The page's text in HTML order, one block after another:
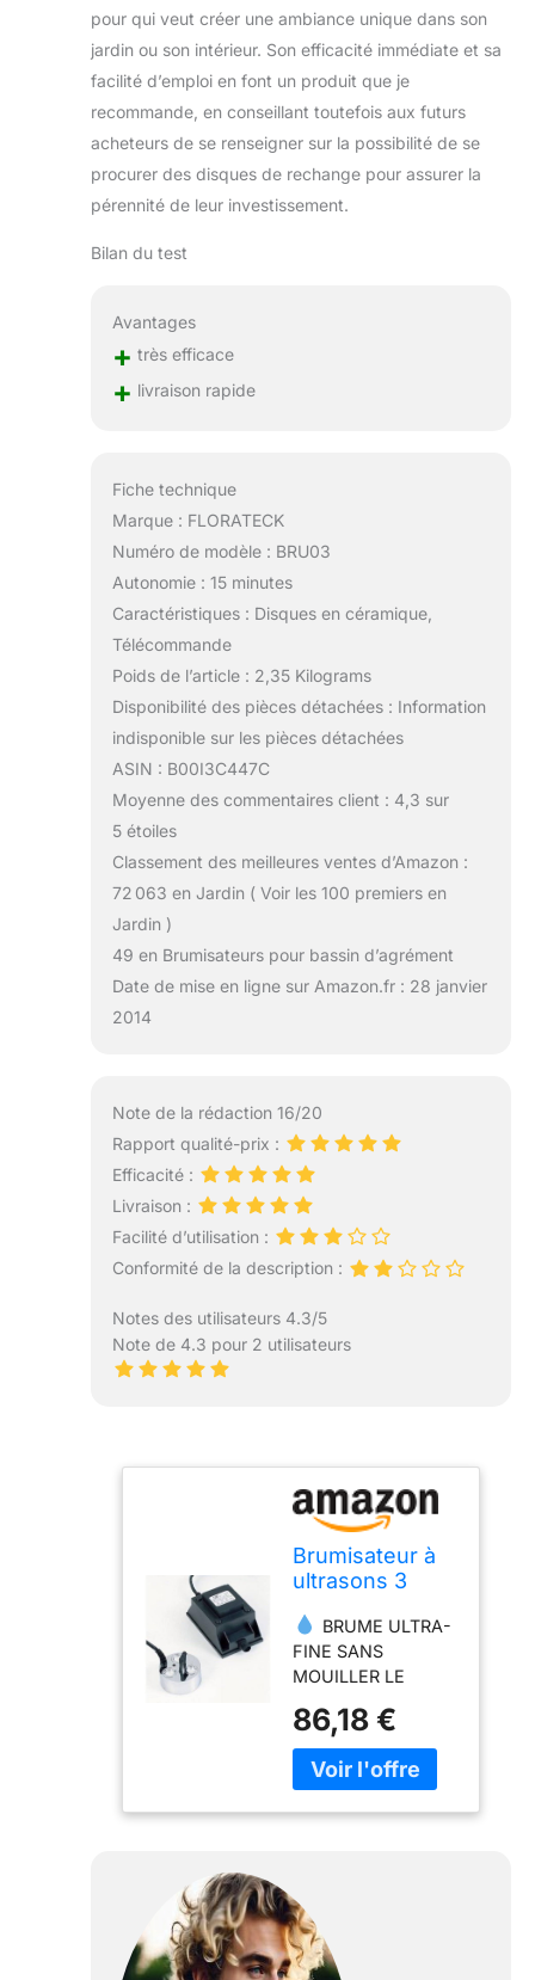
pour qui veut créer une ambiance unique dans son
jardin ou son intérieur. Son efficacité immédiate et sa
facilité d’emploi en font un produit que je
recommande, en conseillant toutefois aux futurs
acheteurs de se renseigner sur la possibilité de se
procurer des disques de rechange pour assurer la
pérennité de leur investissement.
Bilan du test
Avantages
+ très efficace
+ livraison rapide
Fiche technique
Marque : FLORATECK
Numéro de modèle : BRU03
Autonomie : 15 minutes
Caractéristiques : Disques en céramique,
Télécommande
Poids de l’article : 2,35 Kilograms
Disponibilité des pièces détachées : Information
indisponible sur les pièces détachées
ASIN : B00I3C447C
Moyenne des commentaires client : 4,3 sur
5 étoiles
Classement des meilleures ventes d’Amazon :
72 063 en Jardin ( Voir les 100 premiers en
Jardin )
49 en Brumisateurs pour bassin d’agrément
Date de mise en ligne sur Amazon.fr : 28 janvier
2014
Note de la rédaction 16/20
Rapport qualité-prix :
Efficacité :
Livraison :
Facilité d’utilisation :
Conformité de la description :
Notes des utilisateurs 4.3/5
Note de 4.3 pour 2 utilisateurs
Brumisateur à
ultrasons 3
BRUME ULTRA-
FINE SANS
MOUILLER LE
disques céramiques
20 mm vibrent à
fréquence
microns, hydratant
vos plantes en
douceur sans
86,18 €